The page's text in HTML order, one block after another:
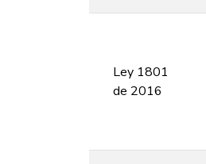
Ley 1801
de 2016